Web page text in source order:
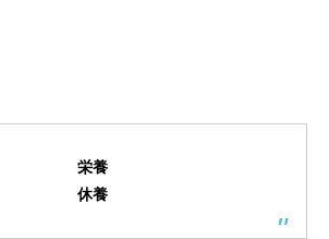
栄養
休養